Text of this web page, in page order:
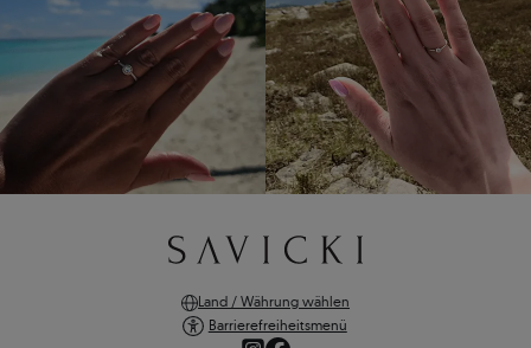
Land / Währung wählen
Barrierefreiheitsmenü